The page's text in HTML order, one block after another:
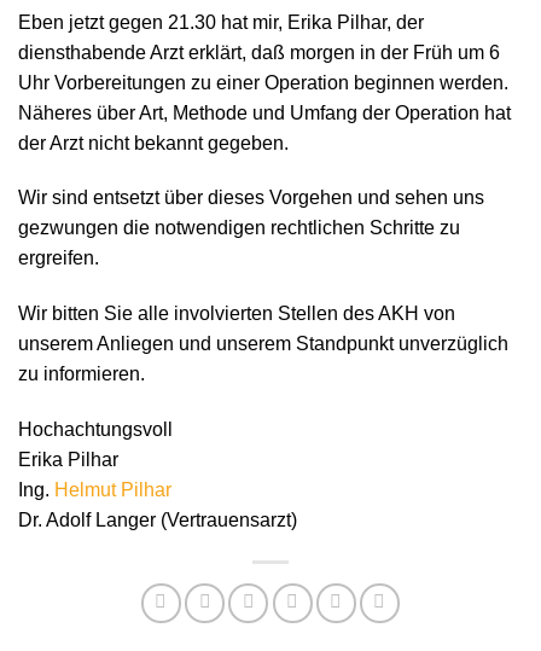
Eben jetzt gegen 21.30 hat mir, Erika Pilhar, der
diensthabende Arzt erklärt, daß morgen in der Früh um 6
Uhr Vorbereitungen zu einer Operation beginnen werden.
Näheres über Art, Methode und Umfang der Operation hat
der Arzt nicht bekannt gegeben.
Wir sind entsetzt über dieses Vorgehen und sehen uns
gezwungen die notwendigen rechtlichen Schritte zu
ergreifen.
Wir bitten Sie alle involvierten Stellen des AKH von
unserem Anliegen und unserem Standpunkt unverzüglich
zu informieren.
Hochachtungsvoll
Erika Pilhar
Ing. Helmut Pilhar
Dr. Adolf Langer (Vertrauensarzt)